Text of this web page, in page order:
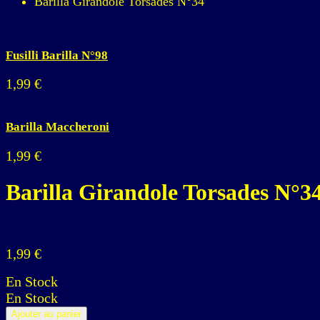
Fusilli Barilla N°98
1,99 €
Barilla Maccheroni
1,99 €
Barilla Girandole Torsades
1,99 €
En Stock
En Stock
Ajouter au panier